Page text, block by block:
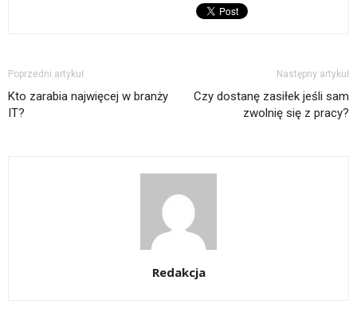
Poprzedni artykuł
Kto zarabia najwięcej w branży
IT?
Następny artykuł
Czy dostanę zasiłek jeśli sam
zwolnię się z pracy?
Redakcja